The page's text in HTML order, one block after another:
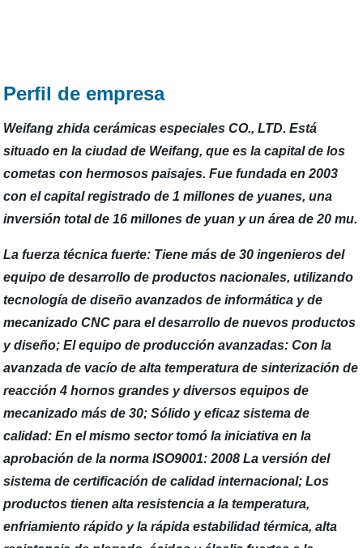
Perfil de empresa
Weifang zhida cerámicas especiales CO., LTD. Está
situado en la ciudad de Weifang, que es la capital de los
cometas con hermosos paisajes. Fue fundada en 2003
con el capital registrado de 1 millones de yuanes, una
inversión total de 16 millones de yuan y un área de 20 mu.
La fuerza técnica fuerte: Tiene más de 30 ingenieros del
equipo de desarrollo de productos nacionales, utilizando
tecnología de diseño avanzados de informática y de
mecanizado CNC para el desarrollo de nuevos productos
y diseño; El equipo de producción avanzadas: Con la
avanzada de vacío de alta temperatura de sinterización de
reacción 4 hornos grandes y diversos equipos de
mecanizado más de 30; Sólido y eficaz sistema de
calidad: En el mismo sector tomó la iniciativa en la
aprobación de la norma ISO9001: 2008 La versión del
sistema de certificación de calidad internacional; Los
productos tienen alta resistencia a la temperatura,
enfriamiento rápido y la rápida estabilidad térmica, alta